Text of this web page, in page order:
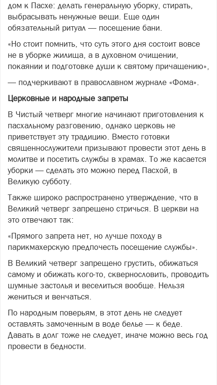
дом к Пасхе: делать генеральную уборку, стирать,
выбрасывать ненужные вещи. Еще один
обязательный ритуал — посещение бани.
«Но стоит помнить, что суть этого дня состоит вовсе
не в уборке жилища, а в духовном очищении,
покаянии и подготовке души к святому причащению»,
— подчеркивают в православном журнале «Фома».
Церковные и народные запреты
В Чистый четверг многие начинают приготовления к
пасхальному разговению, однако церковь не
приветствует эту традицию. Вместо готовки
священнослужители призывают провести этот день в
молитве и посетить службы в храмах. То же касается
уборки — сделать это можно перед Пасхой, в
Великую субботу.
Также широко распространено утверждение, что в
Великий четверг запрещено стричься. В церкви на
это отвечают так:
«Прямого запрета нет, но лучше походу в
парикмахерскую предпочесть посещение службы».
В Великий четверг запрещено грустить, обижаться
самому и обижать кого-то, сквернословить, проводить
шумные застолья и веселиться вообще. Нельзя
жениться и венчаться.
По народным поверьям, в этот день не следует
оставлять замоченным в воде белье — к беде.
Давать в долг тоже не следует, иначе можно весь год
провести в бедности.